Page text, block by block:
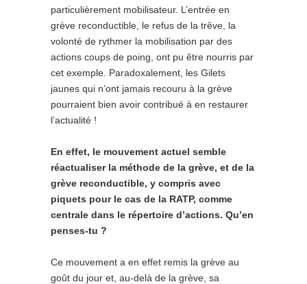
particulièrement mobilisateur. L’entrée en
grève reconductible, le refus de la trêve, la
volonté de rythmer la mobilisation par des
actions coups de poing, ont pu être nourris par
cet exemple. Paradoxalement, les Gilets
jaunes qui n’ont jamais recouru à la grève
pourraient bien avoir contribué à en restaurer
l’actualité !
En effet, le mouvement actuel semble
réactualiser la méthode de la grève, et de la
grève reconductible, y compris avec
piquets pour le cas de la RATP, comme
centrale dans le répertoire d’actions. Qu’en
penses-tu ?
Ce mouvement a en effet remis la grève au
goût du jour et, au-delà de la grève, sa